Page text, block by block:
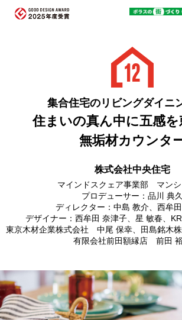
集合住宅のリビングダイニ
住まいの真ん中に五感を
無垢材カウンタ
株式会社中央住宅
マインドスクェア事業部 マン
プロデューサー：品川 典久
ディレクター：中島 教介、西牟
デザイナー：西牟田 奈津子、星 敏春、
東京木材企業株式会社 中尾 保幸、田島銘木
有限会社前田額縁店 前田